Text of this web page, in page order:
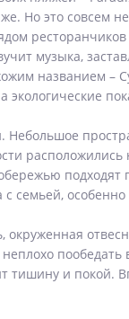
Но это совсем
музыка,
названием
экологические
расположились
особенно
окруженная
и покой.